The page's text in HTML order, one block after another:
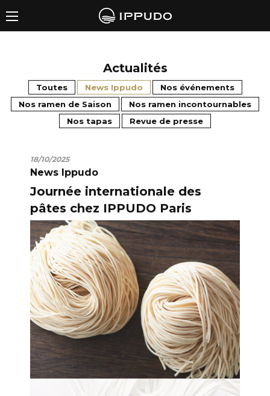
Actualités
Toutes News Ippudo
Nos événements
Nos ramen de Saison
Nos ramen incontournables
Nos tapas
Revue de presse
18/10/2025
News Ippudo
Journée internationale des
pâtes chez IPPUDO Paris